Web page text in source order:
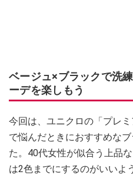
ベージュ×ブラックで洗
ーデを楽しもう
今回は、ユニクロの「プレ
で悩んだときにおすすめな
た。40代女性が似合う上品
は2色までにするのがいいよ